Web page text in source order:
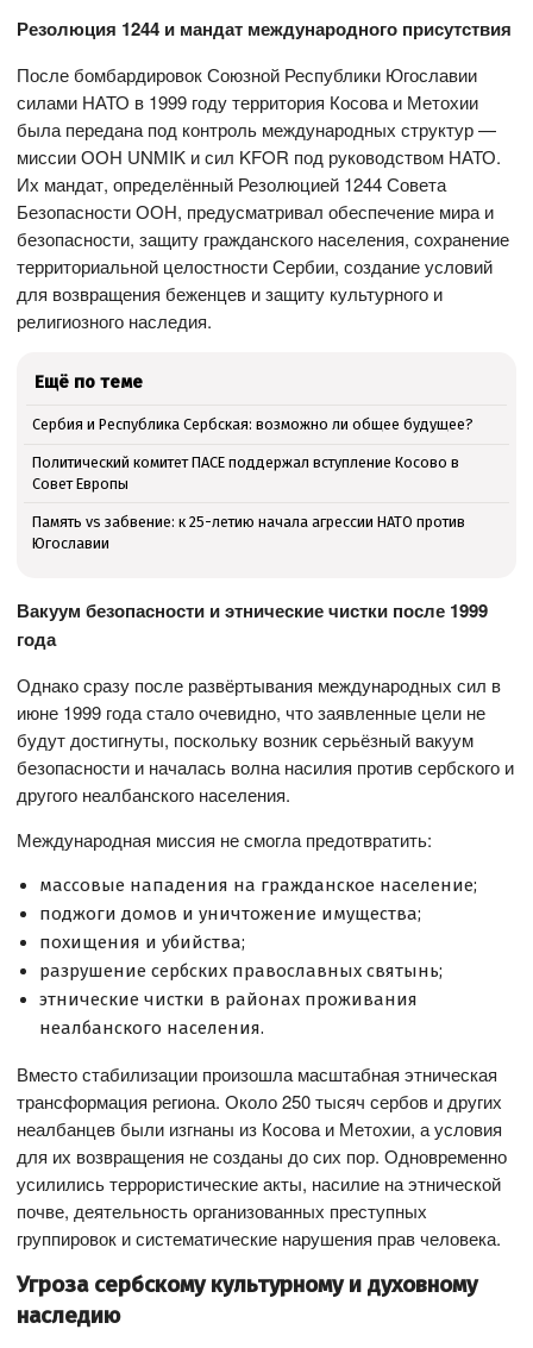
Резолюция 1244 и мандат международного присутствия
После бомбардировок Союзной Республики Югославии
силами НАТО в 1999 году территория Косова и Метохии
была передана под контроль международных структур —
миссии ООН UNMIK и сил KFOR под руководством НАТО.
Их мандат, определённый Резолюцией 1244 Совета
Безопасности ООН, предусматривал обеспечение мира и
безопасности, защиту гражданского населения, сохранение
территориальной целостности Сербии, создание условий
для возвращения беженцев и защиту культурного и
религиозного наследия.
Ещё по теме
Сербия и Республика Сербская: возможно ли общее будущее?
Политический комитет ПАСЕ поддержал вступление Косово в
Совет Европы
Память vs забвение: к 25-летию начала агрессии НАТО против
Югославии
Вакуум безопасности и этнические чистки после 1999
года
Однако сразу после развёртывания международных сил в
июне 1999 года стало очевидно, что заявленные цели не
будут достигнуты, поскольку возник серьёзный вакуум
безопасности и началась волна насилия против сербского и
другого неалбанского населения.
Международная миссия не смогла предотвратить:
массовые нападения на гражданское население;
поджоги домов и уничтожение имущества;
похищения и убийства;
разрушение сербских православных святынь;
этнические чистки в районах проживания
неалбанского населения.
Вместо стабилизации произошла масштабная этническая
трансформация региона. Около 250 тысяч сербов и других
неалбанцев были изгнаны из Косова и Метохии, а условия
для их возвращения не созданы до сих пор. Одновременно
усилились террористические акты, насилие на этнической
почве, деятельность организованных преступных
группировок и систематические нарушения прав человека.
Угроза сербскому культурному и духовному
наследию